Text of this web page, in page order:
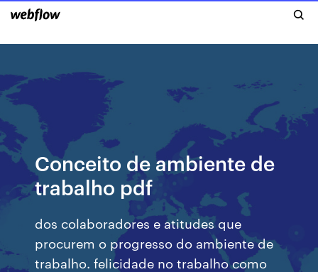
Conceito de ambiente de
trabalho pdf
dos colaboradores e atitudes que
procurem o progresso do ambiente de
trabalho. felicidade no trabalho como